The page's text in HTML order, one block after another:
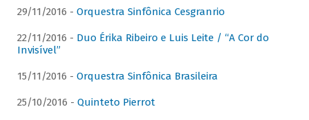
29/11/2016 - Orquestra Sinfônica Cesgranrio
22/11/2016 - Duo Érika Ribeiro e Luis Leite / “A Cor do
Invisível”
15/11/2016 - Orquestra Sinfônica Brasileira
25/10/2016 - Quinteto Pierrot